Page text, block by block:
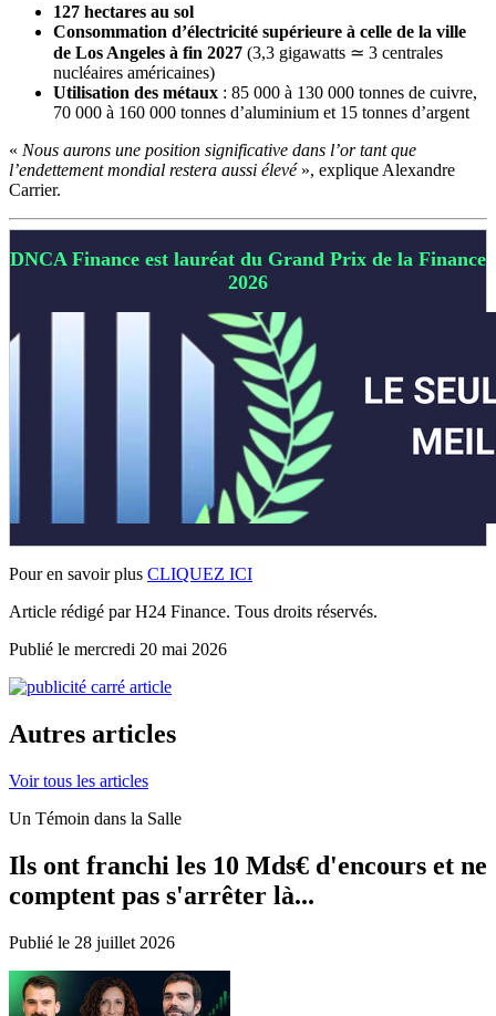
127 hectares au sol
Consommation d’électricité supérieure à celle de la ville
de Los Angeles à fin 2027 (3,3 gigawatts ≃ 3 centrales
nucléaires américaines)
Utilisation des métaux : 85 000 à 130 000 tonnes de cuivre,
70 000 à 160 000 tonnes d’aluminium et 15 tonnes d’argent
« Nous aurons une position significative dans l’or tant que
l’endettement mondial restera aussi élevé», explique Alexandre
Carrier.
DNCA Finance est lauréat du Grand Prix de la Finance
2026
Pour en savoir plus CLIQUEZ ICI
Article rédigé par H24 Finance. Tous droits réservés.
Publié le mercredi 20 mai 2026
Autres articles
Voir tous les articles
Un Témoin dans la Salle
Ils ont franchi les 10 Mds€ d'encours et ne
comptent pas s'arrêter là...
Publié le 28 juillet 2026